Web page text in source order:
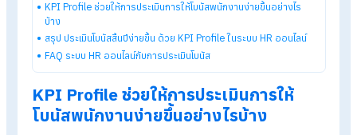
รู้จักโปรแกรม HR ของ HumanSoft เพิ่มเติม
โปรแกรมคำนวณเงินเดือนอัตโนมัติ
ระบบลงเวลาทำงานออนไลน์
ราคาโปรแกรมเงินเดือน เริ่มต้น 590 บาท/เดือน